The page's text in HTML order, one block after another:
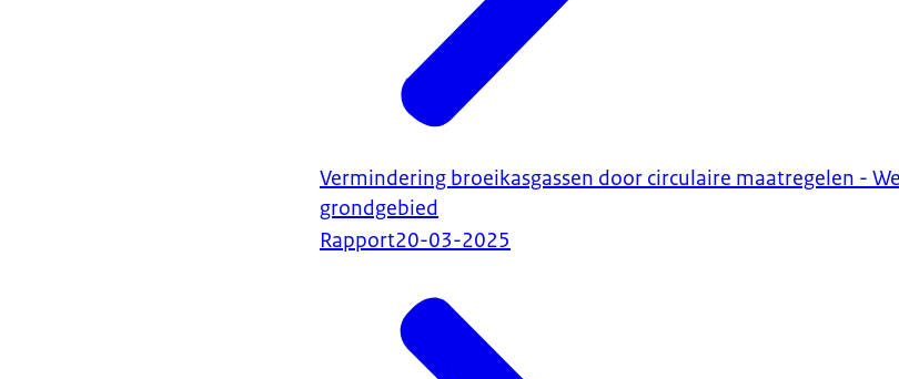
Vermindering broeikasgassen door circulaire maatregelen -
grondgebied
Rapport20-03-2025